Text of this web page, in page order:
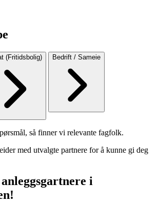
(Fritidsbolig) Bedrift / Sameie
så finner vi relevante fagfolk.
med utvalgte partnere for å kunne gi deg
i